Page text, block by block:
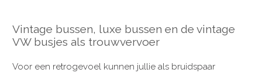
Vintage bussen, luxe bussen en de vintage
VW busjes als trouwvervoer
Voor een retrogevoel kunnen jullie als bruidspaar